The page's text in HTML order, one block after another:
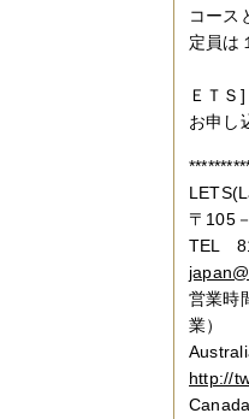
コース
定員は
ＥＴＳ]
お申
〒105
TEL
営業時
業）
http://